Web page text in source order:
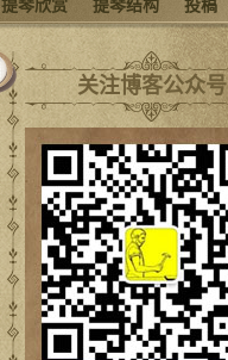
提琴欣赏 提琴结构 投稿
关注博客公众号